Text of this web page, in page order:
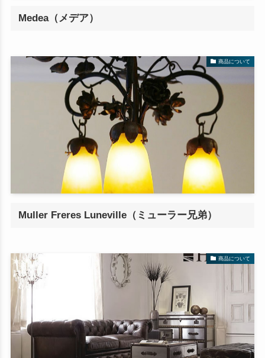
Medea（メデア）
商品について
Muller Freres Luneville（ミューラー兄弟）
商品について